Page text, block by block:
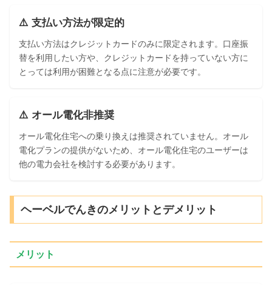
⚠️ 支払い方法が限定的
支払い方法はクレジットカードのみに限定されます。口座振
替を利用したい方や、クレジットカードを持っていない方に
とっては利用が困難となる点に注意が必要です。
⚠️ オール電化非推奨
オール電化住宅への乗り換えは推奨されていません。オール
電化プランの提供がないため、オール電化住宅のユーザーは
他の電力会社を検討する必要があります。
ヘーベルでんきのメリットとデメリット
メリット